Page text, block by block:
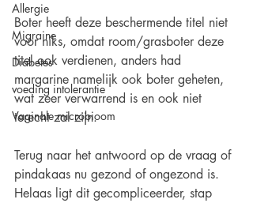
Allergie
Migraine
Diabetes
voeding intolerantie
Vaginale microbioom
Boter heeft deze beschermende titel niet
voor niks, omdat room/grasboter deze
titel ook verdienen, anders had
margarine namelijk ook boter geheten,
wat zeer verwarrend is en ook niet
terecht zal zijn.
Terug naar het antwoord op de vraag of
pindakaas nu gezond of ongezond is.
Helaas ligt dit gecompliceerder, stap